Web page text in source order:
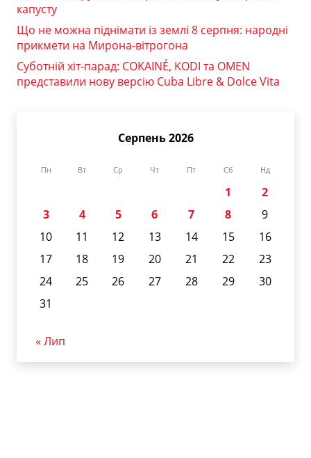
капусту
Що не можна піднімати із землі 8 серпня: народні
прикмети на Мирона-вітрогона
Суботній хіт-парад: COKAINÉ, KODI та OMEN
представили нову версію Cuba Libre & Dolce Vita
Серпень 2026
Пн Вт Ср Чт Пт Сб Нд
1
2
3
4 5 6 7 8
9
10
11 12 13 14 15
16
17
18 19 20 21 22
23
24
25 26 27 28 29
30
31
« Лип